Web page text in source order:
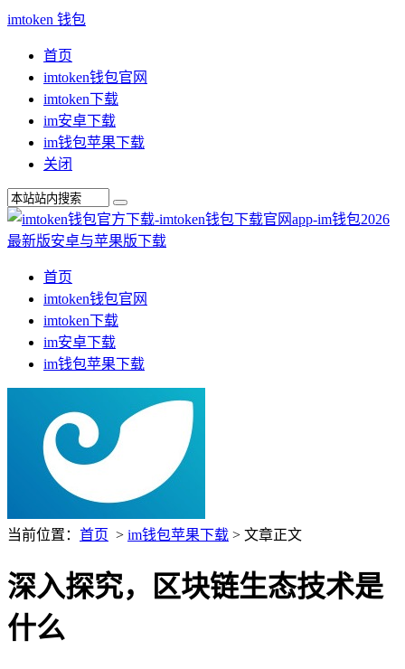
imtoken 钱包
首页
imtoken钱包官网
imtoken下载
im安卓下载
im钱包苹果下载
关闭
首页
imtoken钱包官网
imtoken下载
im安卓下载
im钱包苹果下载
当前位置： 首页 > im钱包苹果下载 > 文章正文
深入探究，区块链生态技术是
什么